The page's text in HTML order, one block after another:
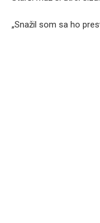
„Snažil som sa ho